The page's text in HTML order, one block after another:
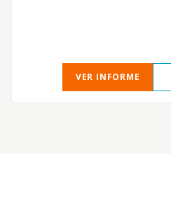
VER INFORME